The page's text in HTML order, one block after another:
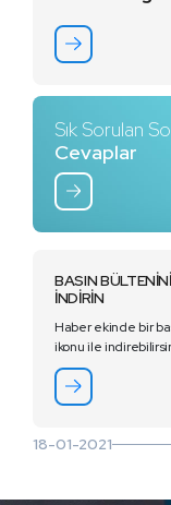
Sık Sorulan
Cevaplar
BASIN BÜLTENİNİ
İNDİRİN
Haber ekinde bir
ikonu ile
18-01-2021